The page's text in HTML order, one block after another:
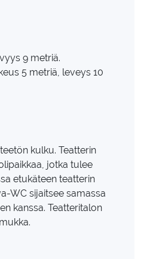
9 metriä.
5 metriä, leveys 10
kulku. Teatterin
jotka tulee
etukäteen teatterin
WC sijaitsee samassa
kanssa. Teatteritalon